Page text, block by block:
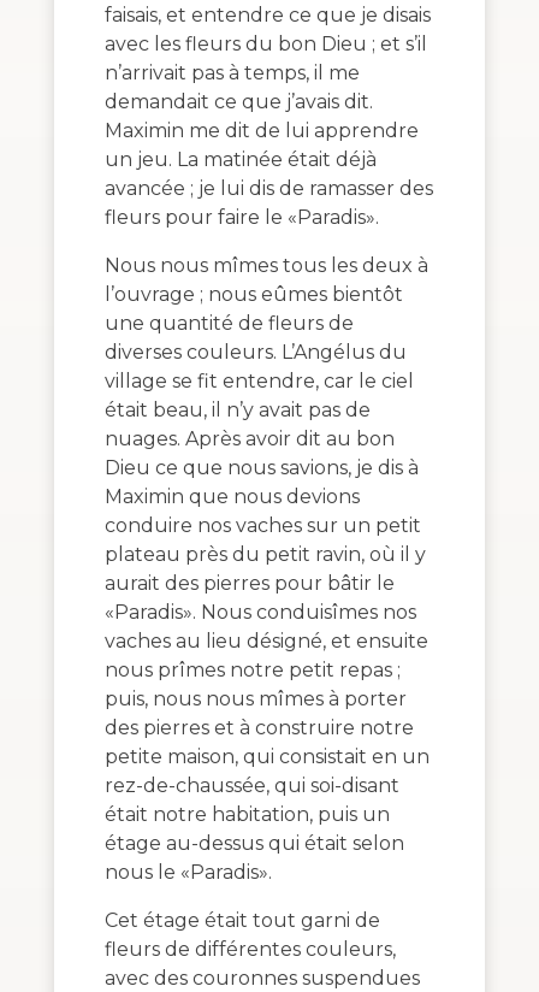
faisais, et entendre ce que je disais
avec les fleurs du bon Dieu ; et s’il
n’arrivait pas à temps, il me
demandait ce que j’avais dit.
Maximin me dit de lui apprendre
un jeu. La matinée était déjà
avancée ; je lui dis de ramasser des
fleurs pour faire le «Paradis».
Nous nous mîmes tous les deux à
l’ouvrage ; nous eûmes bientôt
une quantité de fleurs de
diverses couleurs. L’Angélus du
village se fit entendre, car le ciel
était beau, il n’y avait pas de
nuages. Après avoir dit au bon
Dieu ce que nous savions, je dis à
Maximin que nous devions
conduire nos vaches sur un petit
plateau près du petit ravin, où il y
aurait des pierres pour bâtir le
«Paradis». Nous conduisîmes nos
vaches au lieu désigné, et ensuite
nous prîmes notre petit repas ;
puis, nous nous mîmes à porter
des pierres et à construire notre
petite maison, qui consistait en un
rez-de-chaussée, qui soi-disant
était notre habitation, puis un
étage au-dessus qui était selon
nous le «Paradis».
Cet étage était tout garni de
fleurs de différentes couleurs,
avec des couronnes suspendues